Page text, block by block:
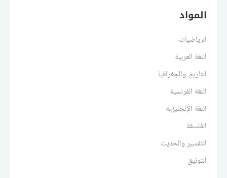
المواد
الرياضيات
اللغة العربية
التاريخ والجغرافيا
اللغة الفرنسية
اللغة الإنجليزية
الفلسفة
التفسير والحديث
التوثيق